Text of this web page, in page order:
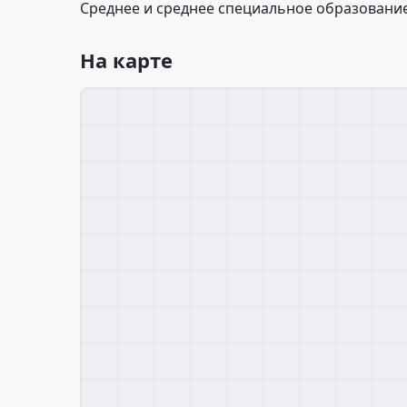
Среднее и среднее специальное
На карте